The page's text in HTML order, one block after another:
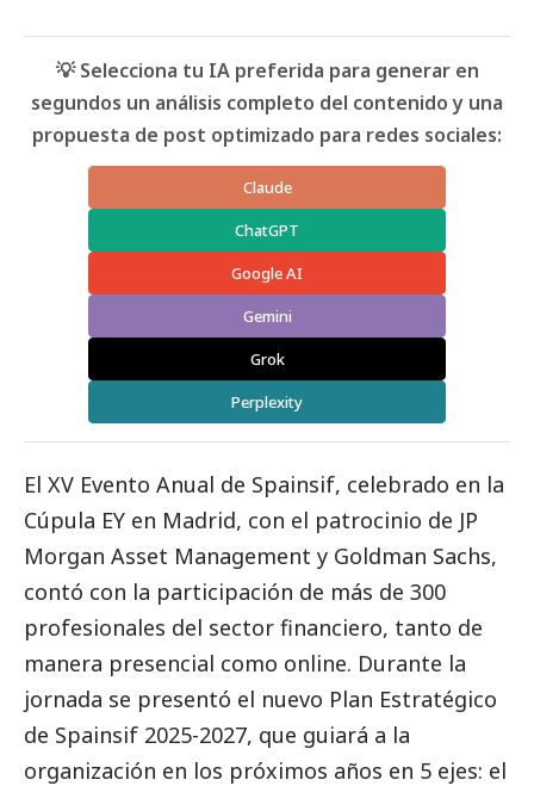
💡 Selecciona tu IA preferida para generar en
segundos un análisis completo del contenido y una
propuesta de post optimizado para redes sociales:
Claude
ChatGPT
Google AI
Gemini
Grok
Perplexity
El XV Evento Anual de Spainsif, celebrado en la
Cúpula EY en Madrid, con el patrocinio de JP
Morgan Asset Management y Goldman Sachs,
contó con la participación de más de 300
profesionales del sector financiero, tanto de
manera presencial como online. Durante la
jornada se presentó el nuevo Plan Estratégico
de Spainsif 2025-2027, que guiará a la
organización en los próximos años en 5 ejes: el